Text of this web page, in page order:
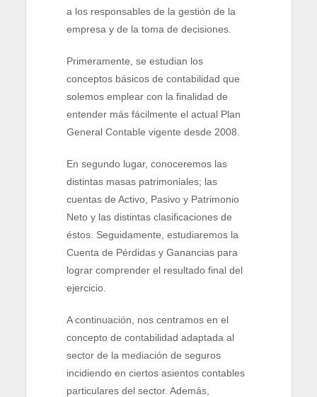
a los responsables de la gestión de la
empresa y de la toma de decisiones.
Primeramente, se estudian los
conceptos básicos de contabilidad que
solemos emplear con la finalidad de
entender más fácilmente el actual Plan
General Contable vigente desde 2008.
En segundo lugar, conoceremos las
distintas masas patrimoniales; las
cuentas de Activo, Pasivo y Patrimonio
Neto y las distintas clasificaciones de
éstos. Seguidamente, estudiaremos la
Cuenta de Pérdidas y Ganancias para
lograr comprender el resultado final del
ejercicio.
A continuación, nos centramos en el
concepto de contabilidad adaptada al
sector de la mediación de seguros
incidiendo en ciertos asientos contables
particulares del sector. Además,